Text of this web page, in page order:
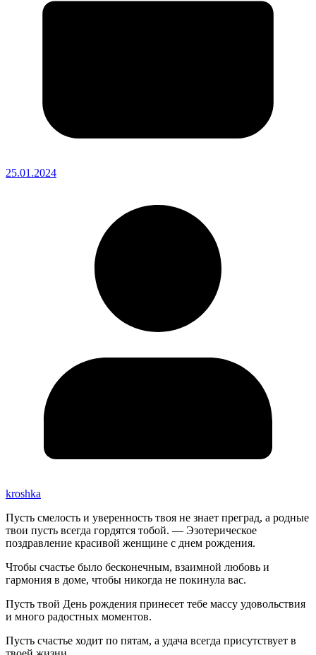
25.01.2024
kroshka
Пусть смелость и уверенность твоя не знает преград, а родные
твои пусть всегда гордятся тобой. — Эзотерическое
поздравление красивой женщине с днем рождения.
Чтобы счастье было бесконечным, взаимной любовь и
гармония в доме, чтобы никогда не покинула вас.
Пусть твой День рождения принесет тебе массу удовольствия
и много радостных моментов.
Пусть счастье ходит по пятам, а удача всегда присутствует в